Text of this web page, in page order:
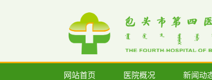
网站首页 医院概况 新闻动